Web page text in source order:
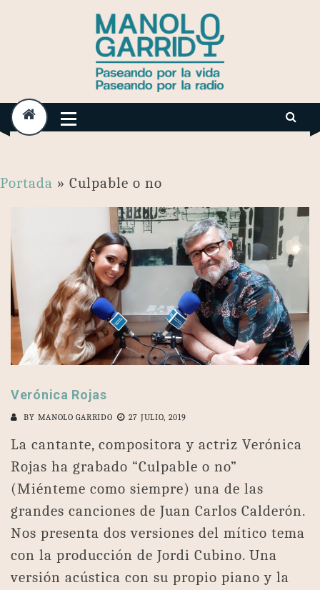
Portada » Culpable o no
Verónica Rojas
BY MANOLO GARRIDO 27 JULIO, 2019
La cantante, compositora y actriz Verónica
Rojas ha grabado “Culpable o no”
(Miénteme como siempre) una de las
grandes canciones de Juan Carlos Calderón.
Nos presenta dos versiones del mítico tema
con la producción de Jordi Cubino. Una
versión acústica con su propio piano y la